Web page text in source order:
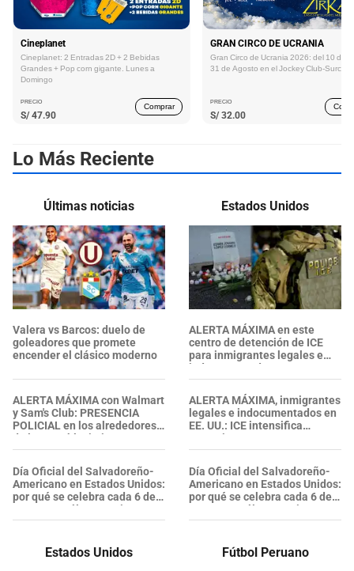
Cineplanet
Cineplanet: 2 Entradas 2D + 2 Bebidas
Grandes + Pop corn gigante. Lunes a
Domingo
PRECIO
S/ 47.90
Comprar
GRAN CIRCO DE UCRANIA
Gran Circo de Ucrania 2026: del 10 de
31 de Agosto en el Jockey Club-Surco
PRECIO
S/ 32.00
Lo Más Reciente
Últimas noticias
Valera vs Barcos: duelo de
goleadores que promete
encender el clásico moderno
ALERTA MÁXIMA con Walmart
y Sam's Club: PRESENCIA
POLICIAL en los alrededores
de los establecimientos en
esta zona, ¿se confirmaron
heridos?
Día Oficial del Salvadoreño-
Americano en Estados Unidos:
por qué se celebra cada 6 de
agosto y cuál es su origen
Estados Unidos
ALERTA MÁXIMA en este
centro de detención de ICE
para inmigrantes legales e
indocumentados en EE. UU.:
SALVADOREÑO falleció tras
sufrir una "emergencia
médica"
ALERTA MÁXIMA, inmigrantes
legales e indocumentados en
EE. UU.: ICE intensifica
operativos en aeropuertos y
arresta a NUMEROSOS
EXTRANJEROS en un solo día
Día Oficial del Salvadoreño-
Americano en Estados Unidos:
por qué se celebra cada 6 de
agosto y cuál es su origen
Estados Unidos Fútbol Peruano